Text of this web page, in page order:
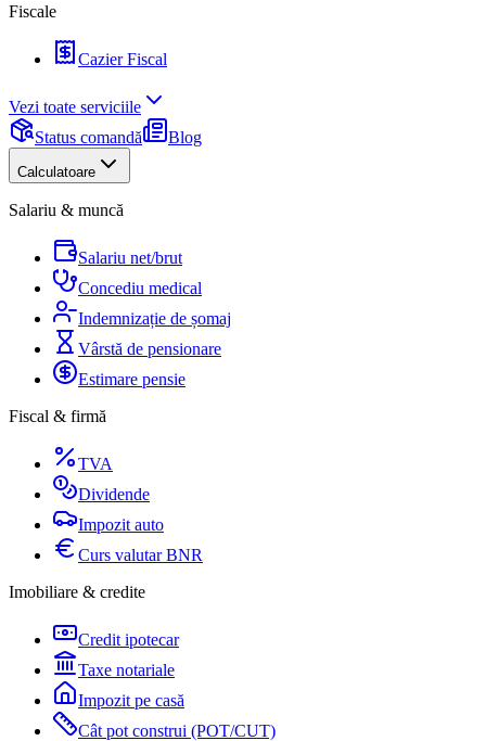
Fiscale
Cazier Fiscal
Vezi toate serviciile
Status comandă
Blog
Calculatoare
Salariu & muncă
Salariu net/brut
Concediu medical
Indemnizație de șomaj
Vârstă de pensionare
Estimare pensie
Fiscal & firmă
TVA
Dividende
Impozit auto
Curs valutar BNR
Imobiliare & credite
Credit ipotecar
Taxe notariale
Impozit pe casă
Cât pot construi (POT/CUT)